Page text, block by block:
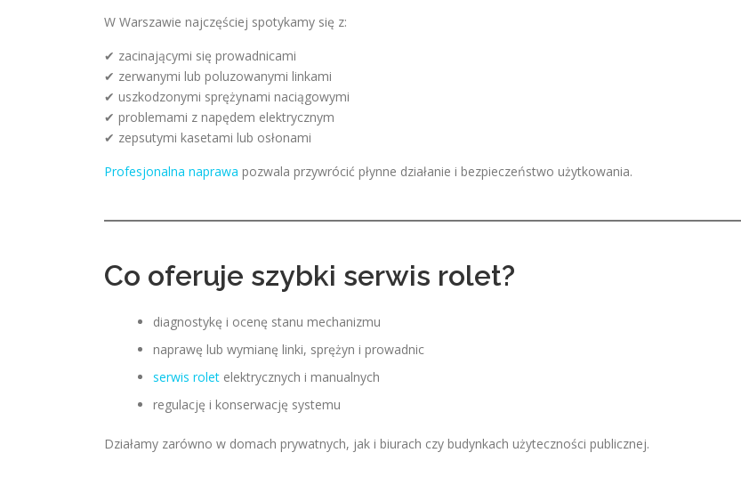
W Warszawie najczęściej spotykamy się z:
✔ zacinającymi się prowadnicami
✔ zerwanymi lub poluzowanymi linkami
✔ uszkodzonymi sprężynami naciągowymi
✔ problemami z napędem elektrycznym
✔ zepsutymi kasetami lub osłonami
Profesjonalna naprawa pozwala przywrócić płynne działanie i bezpieczeństwo użytkowania.
Co oferuje szybki serwis rolet?
diagnostykę i ocenę stanu mechanizmu
naprawę lub wymianę linki, sprężyn i prowadnic
serwis rolet elektrycznych i manualnych
regulację i konserwację systemu
Działamy zarówno w domach prywatnych, jak i biurach czy budynkach użyteczności publicznej.